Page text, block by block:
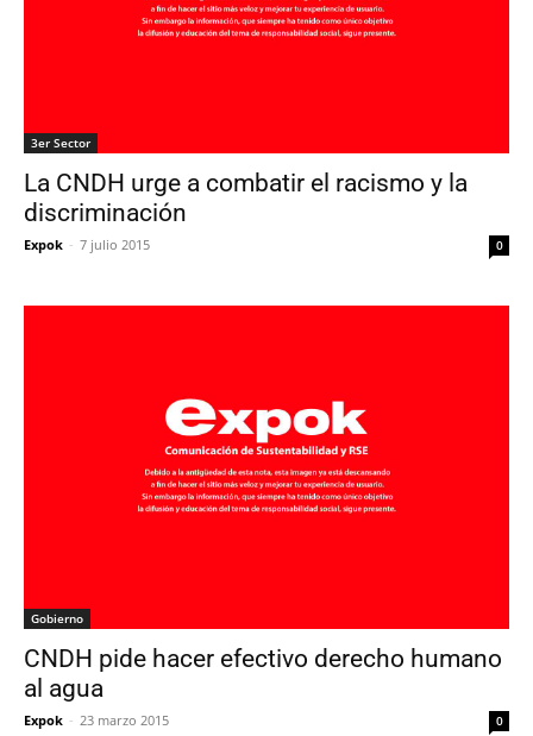
3er Sector
La CNDH urge a combatir el racismo y la
discriminación
Expok - 7 julio 2015 0
Gobierno
CNDH pide hacer efectivo derecho humano
al agua
Expok - 23 marzo 2015 0